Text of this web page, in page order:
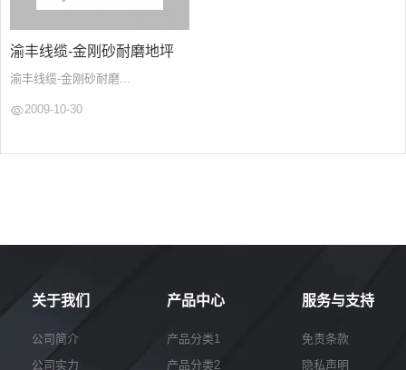
渝丰线缆-金刚砂耐磨地坪
渝丰线缆-金刚砂耐磨...
2009-10-30
关于我们
公司简介
公司实力
产品中心
产品分类1
产品分类2
服务与支持
免责条款
隐私声明